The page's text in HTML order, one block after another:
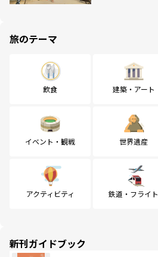
旅のテーマ
飲食 建築・アート
イベント・観戦 世界遺産
アクティビティ 鉄道・フライト
新刊ガイドブック